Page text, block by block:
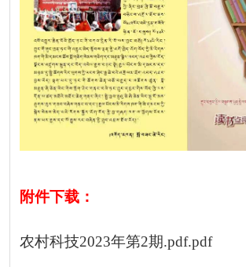
附件下载：
农村科技2023年第2期.pdf.pdf